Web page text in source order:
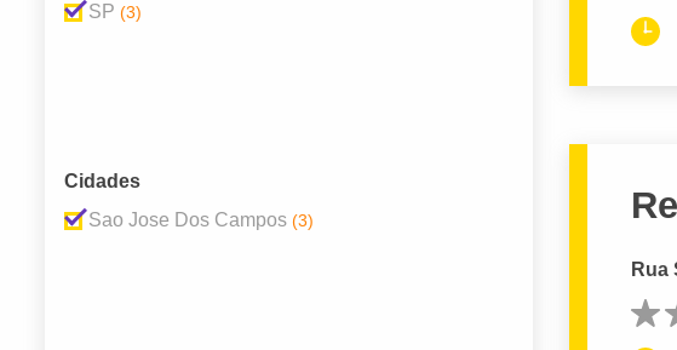
SP (3)
Cidades
Sao Jose Dos Campos (3)
Rua